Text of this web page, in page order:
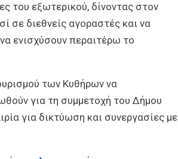
του εξωτερικού, δίνοντας στον
σε διεθνείς αγοραστές και να
ενισχύσουν περαιτέρω το
των Κυθήρων να
για τη συμμετοχή του Δήμου
για δικτύωση και συνεργασίες με